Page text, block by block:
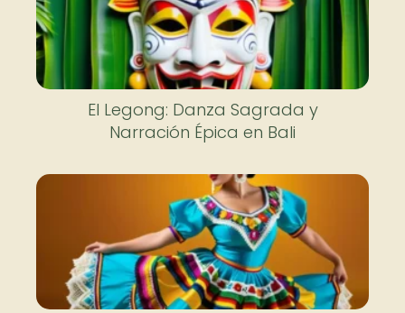
El Legong: Danza Sagrada y
Narración Épica en Bali